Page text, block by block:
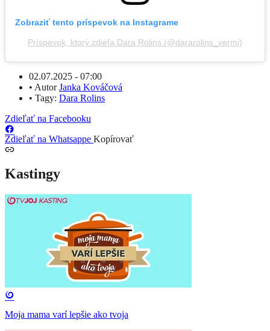
Zobraziť tento príspevok na Instagrame
Príspevok, ktorý zdieľa Dara Rolins (@dararolins_vermi)
02.07.2025 - 07:00
• AutorJanka Kováčová
• Tagy: Dara Rolins
Zdieľať na Facebooku
Zdieľať na Whatsappe Kopírovať
Kastingy
Moja mama varí lepšie ako tvoja